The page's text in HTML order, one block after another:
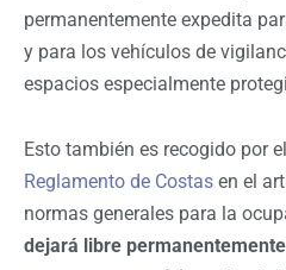
permanentemente expedita
y para los vehículos de
espacios especialmente
Esto también es recogido por
Reglamento de Costas en el
normas generales para la
dejará libre